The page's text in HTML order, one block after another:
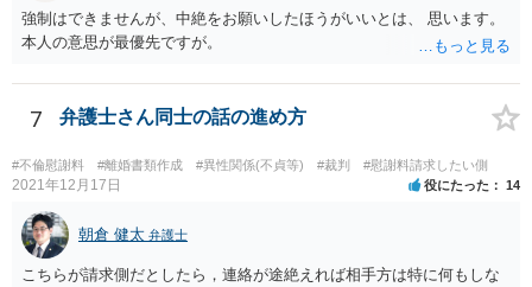
強制はできませんが、中絶をお願いしたほうがいいとは、 思います。
本人の意思が最優先ですが。
7 弁護士さん同士の話の進め方
#不倫慰謝料 #離婚書類作成 #異性関係(不貞等) #裁判 #慰謝料請求したい側
2021年12月17日 役にたった 14
朝倉 健太 弁護士
こちらが請求側だとしたら，連絡が途絶えれば相手方は特に何もしな